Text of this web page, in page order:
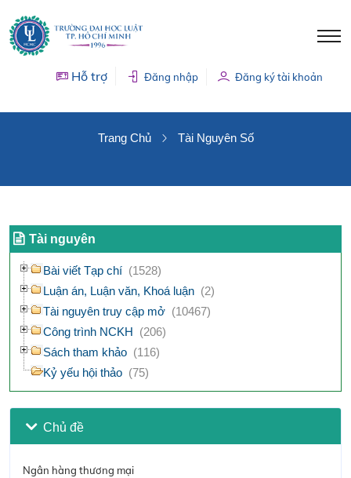
Hỗ trợ Đăng nhập Đăng ký tài khoản
Trang Chủ Tài Nguyên Số
Tài nguyên
Bài viết Tạp chí (1528)
Luận án, Luận văn, Khoá luận (2)
Tài nguyên truy cập mở (10467)
Công trình NCKH (206)
Sách tham khảo (116)
Kỷ yếu hội thảo (75)
Chủ đề
Ngân hàng thương mại